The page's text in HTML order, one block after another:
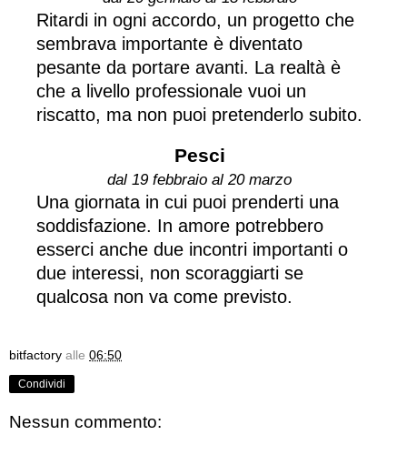
Ritardi in ogni accordo, un progetto che
sembrava importante è diventato
pesante da portare avanti. La realtà è
che a livello professionale vuoi un
riscatto, ma non puoi pretenderlo subito.
Pesci
dal 19 febbraio al 20 marzo
Una giornata in cui puoi prenderti una
soddisfazione. In amore potrebbero
esserci anche due incontri importanti o
due interessi, non scoraggiarti se
qualcosa non va come previsto.
bitfactory alle 06:50
Condividi
Nessun commento: